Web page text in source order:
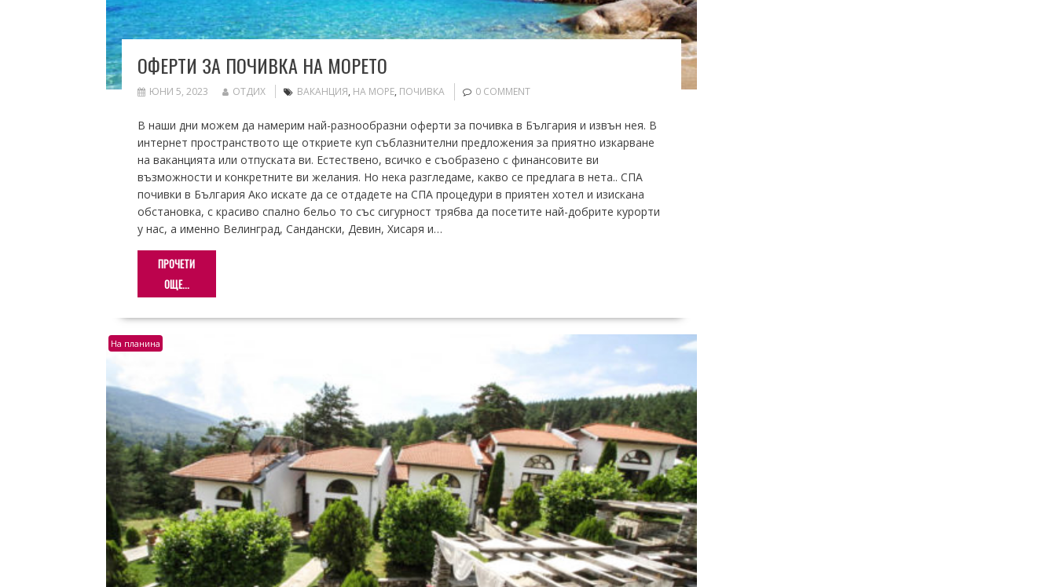
ОФЕРТИ ЗА ПОЧИВКА НА МОРЕТО
ЮНИ 5, 2023 ОТДИХ ВАКАНЦИЯ, НА МОРЕ, ПОЧИВКА 0 COMMENT
В наши дни можем да намерим най-разнообразни оферти за почивка в България и извън нея. В
интернет пространството ще откриете куп съблазнителни предложения за приятно изкарване
на ваканцията или отпуската ви. Естествено, всичко е съобразено с финансовите ви
възможности и конкретните ви желания. Но нека разгледаме, какво се предлага в нета.. СПА
почивки в България Ако искате да се отдадете на СПА процедури в приятен хотел и изискана
обстановка, с красиво спално бельо то със сигурност трябва да посетите най-добрите курорти
у нас, а именно Велинград, Сандански, Девин, Хисаря и…
ПРОЧЕТИ
ОЩЕ...
На планина